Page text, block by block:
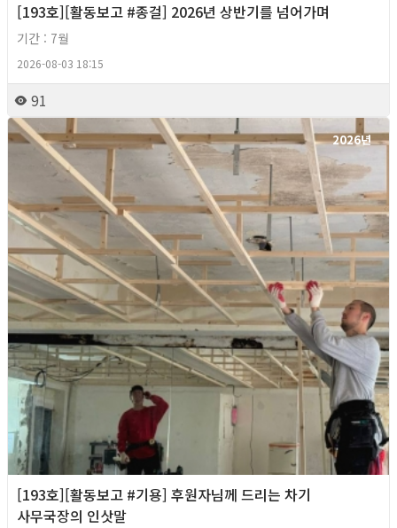
[193호][활동보고 #종걸] 2026년 상반기를 넘어가며
기간 : 7월
2026-08-03 18:15
91
2026년
[193호][활동보고 #기용] 후원자님께 드리는 차기
사무국장의 인삿말